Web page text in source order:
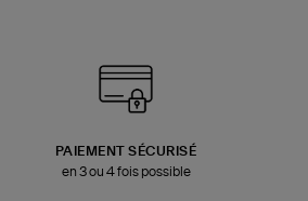
PAIEMENT SÉCURISÉ
en 3 ou 4 fois possible